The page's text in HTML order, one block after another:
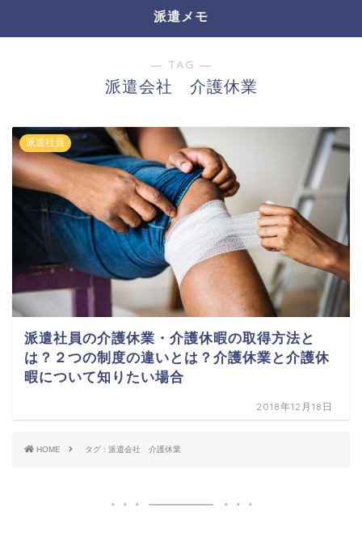
派遣メモ
― TAG ―
派遣会社 介護休業
派遣社員
派遣社員の介護休業・介護休暇の取得方法と
は？２つの制度の違いとは？介護休業と介護休
暇について知りたい場合
2018年12月18日
HOME タグ : 派遣会社 介護休業